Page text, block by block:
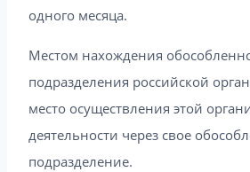
одного месяца.
Местом нахождения
подразделения российской
место осуществления этой
деятельности через свое
подразделение.